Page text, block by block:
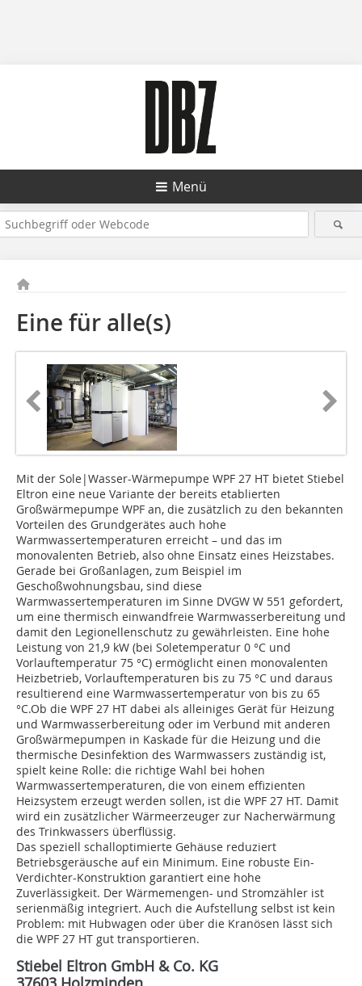
Menü
Eine für alle(s)
Mit der Sole|Wasser-Wärmepumpe WPF 27 HT bietet Stiebel
Eltron eine neue Variante der bereits etablierten
Großwärmepumpe WPF an, die zusätzlich zu den bekannten
Vorteilen des Grundgerätes auch hohe
Warmwassertemperaturen erreicht – und das im
monovalenten Betrieb, also ohne Einsatz eines Heizstabes.
Gerade bei Großanlagen, zum Beispiel im
Geschoßwohnungsbau, sind diese
Warmwassertemperaturen im Sinne DVGW W 551 gefordert,
um eine thermisch einwandfreie Warmwasserbereitung und
damit den Legionellenschutz zu gewährleisten. Eine hohe
Leistung von 21,9 kW (bei Soletemperatur 0 °C und
Vorlauftemperatur 75 °C) ermöglicht einen monovalenten
Heizbetrieb, Vorlauftemperaturen bis zu 75 °C und daraus
resultierend eine Warmwassertemperatur von bis zu 65
°C.Ob die WPF 27 HT dabei als alleiniges Gerät für Heizung
und Warmwasserbereitung oder im Verbund mit anderen
Großwärmepumpen in Kaskade für die Heizung und die
thermische Desinfektion des Warmwassers zuständig ist,
spielt keine Rolle: die richtige Wahl bei hohen
Warmwassertemperaturen, die von einem effizienten
Heizsystem erzeugt werden sollen, ist die WPF 27 HT. Damit
wird ein zusätzlicher Wärmeerzeuger zur Nacherwärmung
des Trinkwassers überflüssig.
Das speziell schalloptimierte Gehäuse reduziert
Betriebsgeräusche auf ein Minimum. Eine robuste Ein-
Verdichter-Konstruktion garantiert eine hohe
Zuverlässigkeit. Der Wärmemengen- und Stromzähler ist
serienmäßig integriert. Auch die Aufstellung selbst ist kein
Problem: mit Hubwagen oder über die Kranösen lässt sich
die WPF 27 HT gut transportieren.
Stiebel Eltron GmbH & Co. KG